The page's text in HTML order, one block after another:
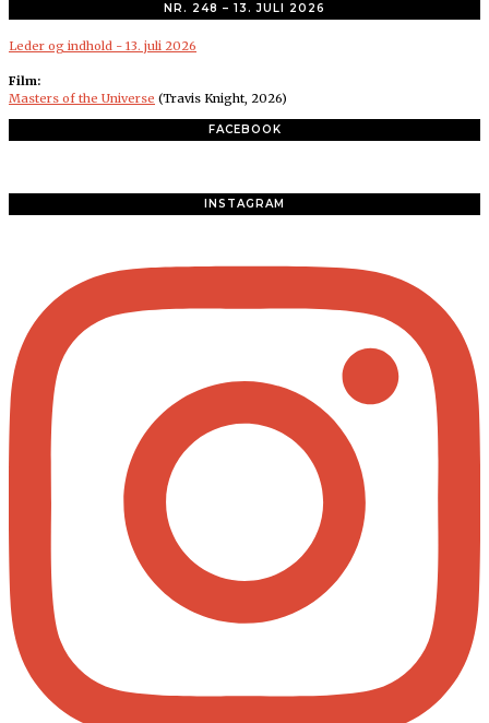
NR. 248 – 13. JULI 2026
Leder og indhold - 13. juli 2026
Film:
Masters of the Universe (Travis Knight, 2026)
FACEBOOK
INSTAGRAM